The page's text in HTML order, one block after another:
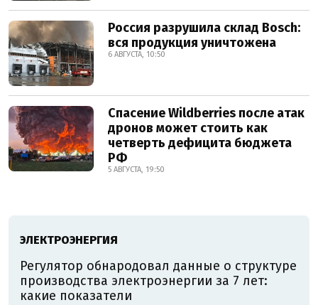
Россия разрушила склад Bosch:
вся продукция уничтожена
6 АВГУСТА, 10:50
Спасение Wildberries после атак
дронов может стоить как
четверть дефицита бюджета
РФ
5 АВГУСТА, 19:50
ЭЛЕКТРОЭНЕРГИЯ
Регулятор обнародовал данные о структуре
производства электроэнергии за 7 лет:
какие показатели